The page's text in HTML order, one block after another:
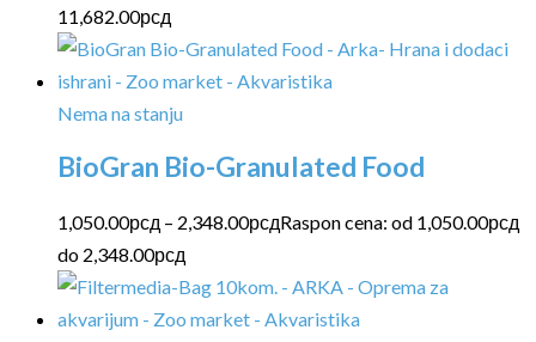
11,682.00рсд
Nema na stanju
BioGran Bio-Granulated Food
1,050.00рсд – 2,348.00рсдRaspon cena: od 1,050.00рсд
do 2,348.00рсд